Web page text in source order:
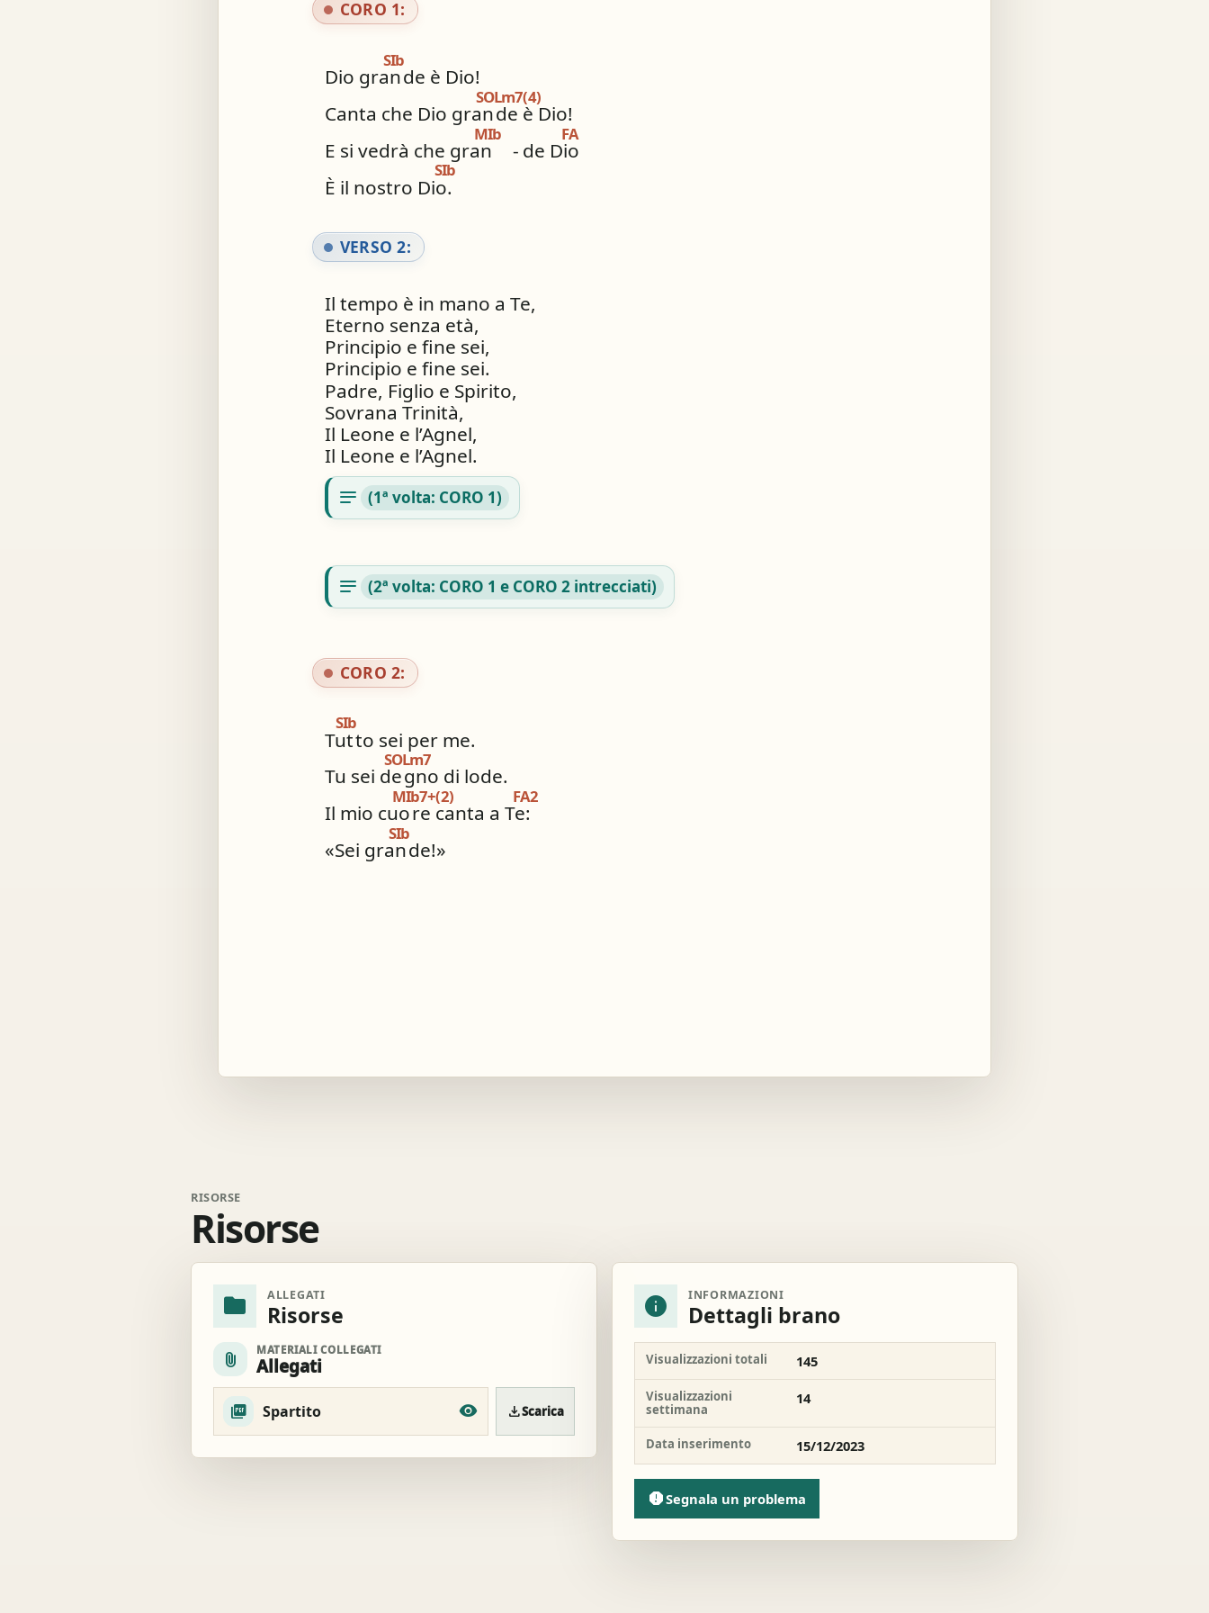
CORO 1:
Dio gran
SIb
de è Dio!
Canta che Dio gran
SOLm7(4)
de è Dio!
E si vedrà che gran
MIb
- de Dio
FA
È il nostro Dio.
SIb
VERSO 2:
Il tempo è in mano a Te,
Eterno senza età,
Principio e fine sei,
Principio e fine sei.
Padre, Figlio e Spirito,
Sovrana Trinità,
Il Leone e l’Agnel,
Il Leone e l’Agnel.
notes (1ª volta: CORO 1)
notes (2ª volta: CORO 1 e CORO 2 intrecciati)
CORO 2:
Tut
SIb
to sei per me.
Tu sei de
SOLm7
gno di lode.
Il mio cuo
MIb7+(2)
re canta a Te:
FA2
«Sei gran
SIb
de!»
RISORSE
Risorse
folder ALLEGATI
Risorse
attach_file MATERIALI COLLEGATI
Allegati
Spartito downloadScarica
info INFORMAZIONI
Dettagli brano
Visualizzazioni totali 145
Visualizzazioni
settimana
14
Data inserimento 15/12/2023
reportSegnala un problema